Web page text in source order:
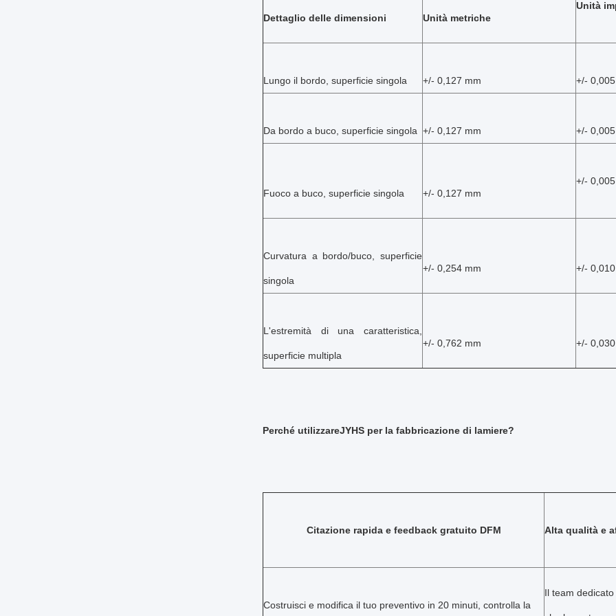
Dettaglio delle dimensioni Unità metriche
Unità
Lungo il bordo, superficie singola +/- 0,127 mm +/- 0,005
Da bordo a buco, superficie singola +/- 0,127 mm +/- 0,005
Fuoco a buco, superficie singola +/- 0,127 mm
+/- 0,005
Curvatura a bordo/buco, superficie
singola
+/- 0,254 mm +/- 0,010
L'estremità di una caratteristica,
superficie multipla
+/- 0,762 mm +/- 0,030
Perché utilizzareJYHS per la fabbricazione di lamiere?
Citazione rapida e feedback gratuito DFM Alta qualità e
Costruisci e modifica il tuo preventivo in 20 minuti, controlla la
Il team